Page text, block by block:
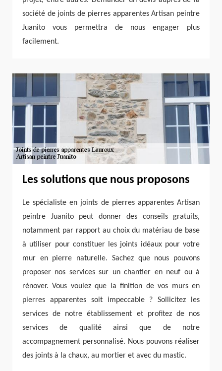
société de joints de pierres apparentes Artisan peintre
Juanito vous permettra de nous engager plus
facilement.
Les solutions que nous proposons
Le spécialiste en joints de pierres apparentes Artisan
peintre Juanito peut donner des conseils gratuits,
notamment par rapport au choix du matériau de base
à utiliser pour constituer les joints idéaux pour votre
mur en pierre naturelle. Sachez que nous pouvons
proposer nos services sur un chantier en neuf ou à
rénover. Vous voulez que la finition de vos murs en
pierres apparentes soit impeccable ? Sollicitez les
services de notre établissement et profitez de nos
services de qualité ainsi que de notre
accompagnement personnalisé. Nous pouvons réaliser
des joints à la chaux, au mortier et avec du mastic.